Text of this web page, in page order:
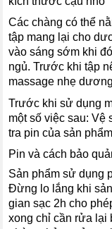
Các chàng có thể
tập mang lại cho
vào sáng sớm khi
ngủ. Trước khi tập
massage nhẹ
Trước khi sử dụng
một số việc sau: Vệ
tra pin của sản
Pin và cách bảo
Sản phẩm sử dụng
Đừng lo lắng khi
gian sạc 2h cho
xong chỉ cần rửa lại